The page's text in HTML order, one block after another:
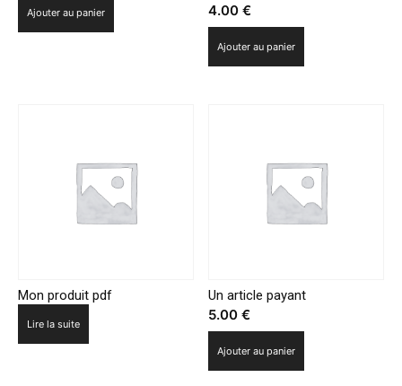
Ajouter au panier 4.00€
Ajouter au panier
Mon produit pdf
Lire la suite
Un article payant
5.00€
Ajouter au panier